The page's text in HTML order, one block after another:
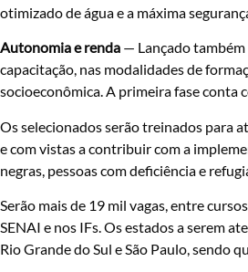
otimizado de água e a máxima
Autonomia e renda — Lançado
capacitação, nas modalidades de
socioeconômica. A primeira fase conta
Os selecionados serão treinados para
e com vistas a contribuir com a
negras, pessoas com deficiência e
Serão mais de 19 mil vagas, entre
SENAI e nos IFs. Os estados a serem
Rio Grande do Sul e São Paulo, sendo